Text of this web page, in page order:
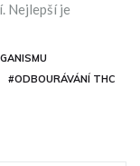
Nejlepší je
#ODBOURÁVÁNÍ THC